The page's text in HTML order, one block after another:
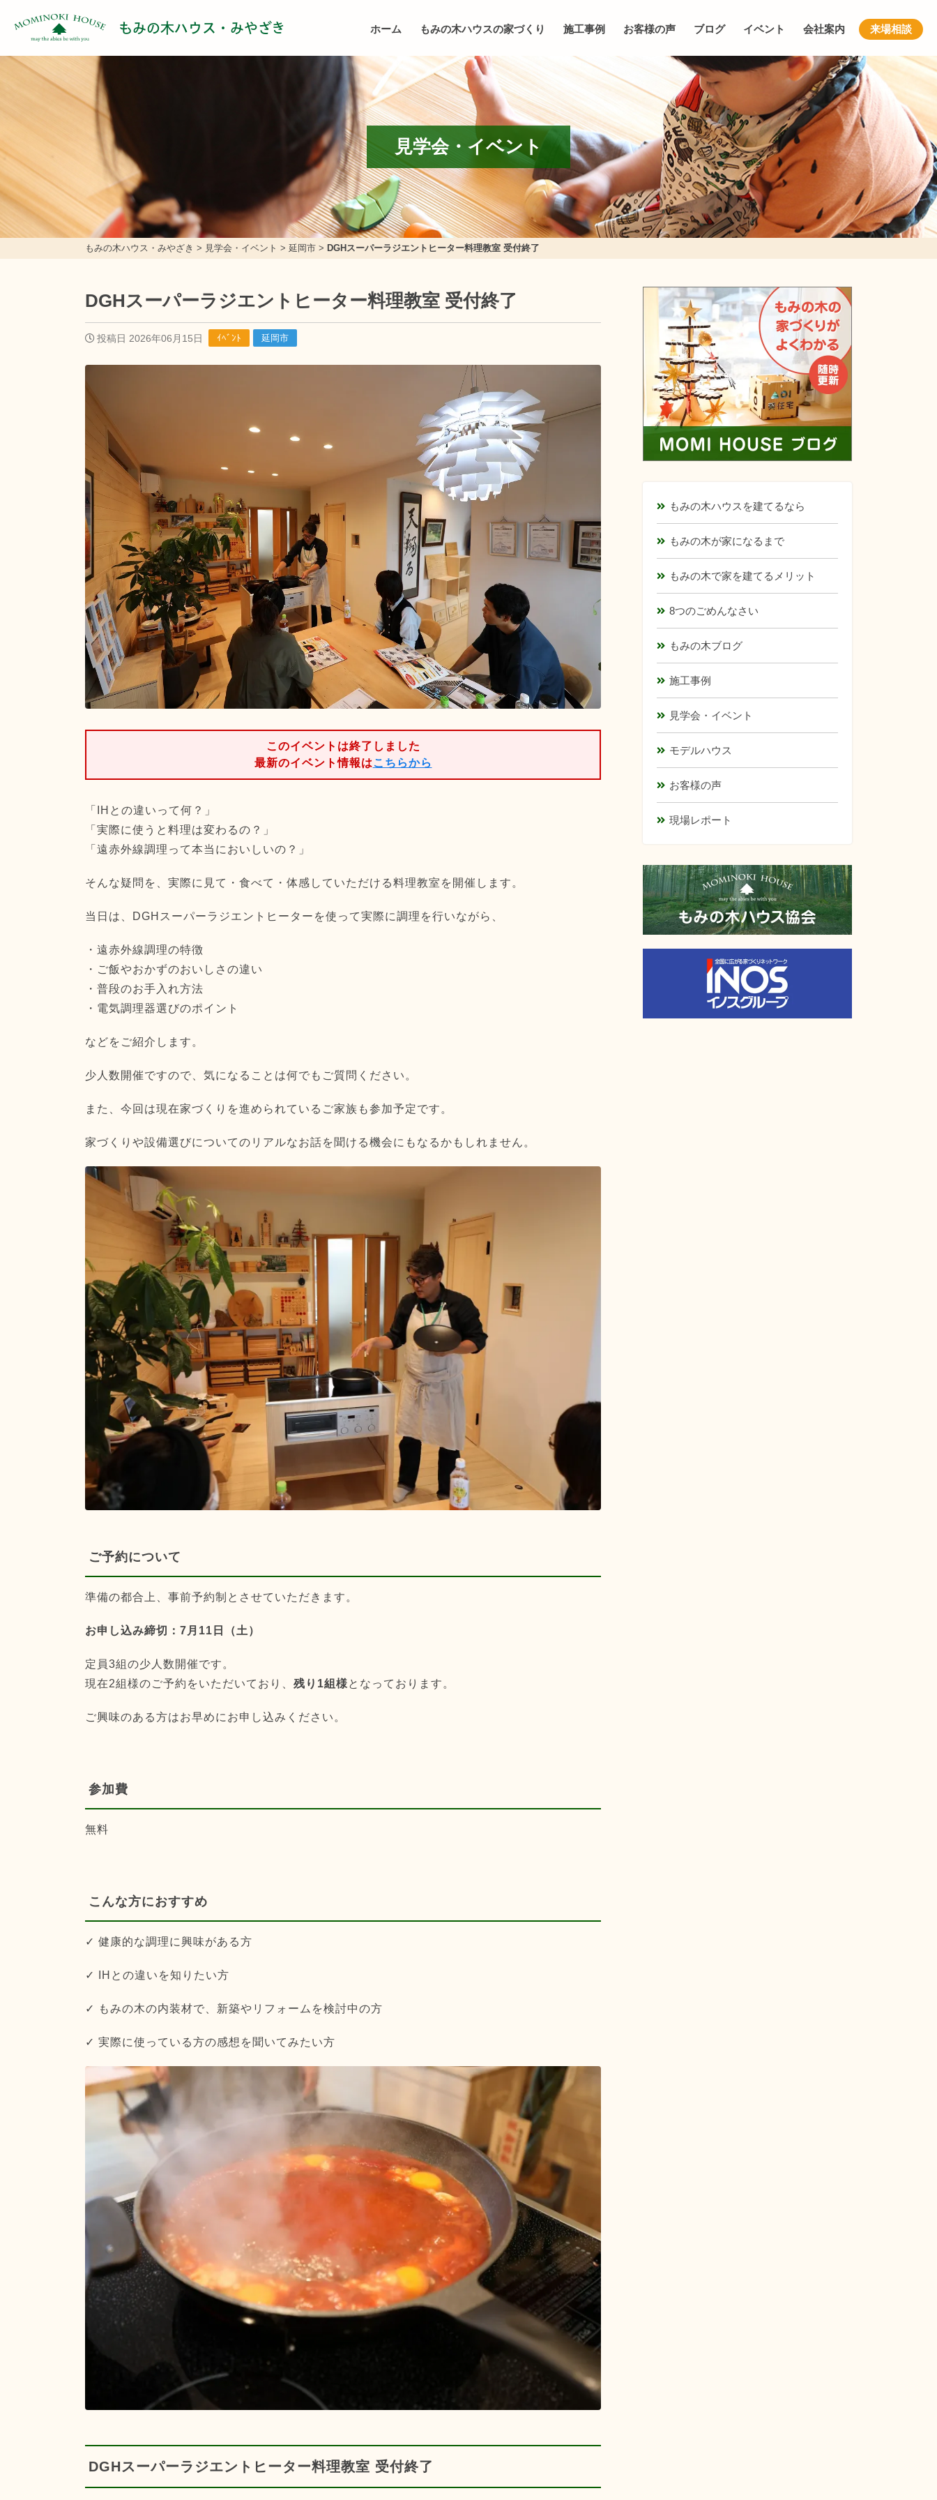
もみの木ハウス・みやざき ホーム もみの木ハウスの家づくり 施工事例 お客様の声 ブログ イベント 会社案内 来場相談
見学会・イベント
もみの木ハウス・みやざき > 見学会・イベント > 延岡市 > DGHスーパーラジエントヒーター料理教室 受付終了
DGHスーパーラジエントヒーター料理教室 受付終了
投稿日 2026年06月15日 ｲﾍﾞﾝﾄ 延岡市
このイベントは終了しました
最新のイベント情報は こちらから
「IHとの違いって何？」
「実際に使うと料理は変わるの？」
「遠赤外線調理って本当においしいの？」
そんな疑問を、実際に見て・食べて・体感していただける料理教室を開催します。
当日は、DGHスーパーラジエントヒーターを使って実際に調理を行いながら、
・遠赤外線調理の特徴
・ご飯やおかずのおいしさの違い
・普段のお手入れ方法
・電気調理器選びのポイント
などをご紹介します。
少人数開催ですので、気になることは何でもご質問ください。
また、今回は現在家づくりを進められているご家族も参加予定です。
家づくりや設備選びについてのリアルなお話を聞ける機会にもなるかもしれません。
ご予約について
準備の都合上、事前予約制とさせていただきます。
お申し込み締切：7月11日（土）
定員3組の少人数開催です。
現在2組様のご予約をいただいており、 残り1組様となっております。
ご興味のある方はお早めにお申し込みください。
参加費
無料
こんな方におすすめ
✓ 健康的な調理に興味がある方
✓ IHとの違いを知りたい方
✓ もみの木の内装材で、新築やリフォームを検討中の方
✓ 実際に使っている方の感想を聞いてみたい方
DGHスーパーラジエントヒーター料理教室 受付終了
もみの木ハウスを建てるなら
もみの木が家になるまで
もみの木で家を建てるメリット
8つのごめんなさい
もみの木ブログ
施工事例
見学会・イベント
モデルハウス
お客様の声
現場レポート